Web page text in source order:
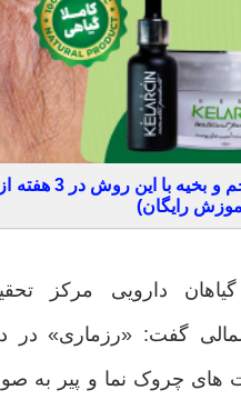
جای هر زخم و
رایگان)
دارویی مرکز
گفت: «رزماری» در
های چروک نما و پیر به